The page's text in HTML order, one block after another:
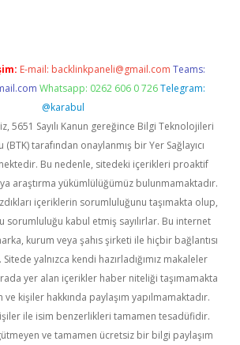
E-mail: backlinkpaneli@gmail.com Teams:
Whatsapp: 0262 606 0 726 Telegram:
@karabul
5651 Sayılı Kanun gereğince Bilgi Teknolojileri
tarafından onaylanmış bir Yer Sağlayıcı
Bu nedenle, sitedeki içerikleri proaktif
araştırma yükümlülüğümüz bulunmamaktadır.
içeriklerin sorumluluğunu taşımakta olup,
sorumluluğu kabul etmiş sayılırlar. Bu internet
kurum veya şahıs şirketi ile hiçbir bağlantısı
yalnızca kendi hazırladığımız makaleler
yer alan içerikler haber niteliği taşımamakta
kişiler hakkında paylaşım yapılmamaktadır.
ile isim benzerlikleri tamamen tesadüfidir.
ve tamamen ücretsiz bir bilgi paylaşım